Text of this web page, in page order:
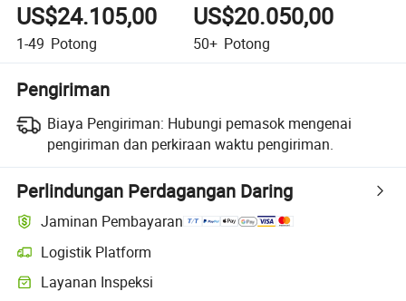
US$24.105,00
1-49 Potong
US$20.050,00
50+ Potong
Pengiriman
Biaya Pengiriman: Hubungi pemasok mengenai
pengiriman dan perkiraan waktu pengiriman.
Perlindungan Perdagangan Daring
Jaminan Pembayaran
Logistik Platform
Pelacakan pengiriman yang lebih jelas dengan logistik yang
Layanan Inspeksi
Pemeriksaan pra-pengiriman opsional untuk pemeriksaan kualitas